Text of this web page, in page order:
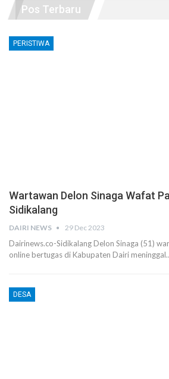
Pos Terbaru
PERISTIWA
Wartawan Delon Sinaga Wafat
Sidikalang
DAIRI NEWS 29 Dec 2023
Dairinews.co-Sidikalang Delon Sinaga (51)
online bertugas di Kabupaten Dairi
DESA